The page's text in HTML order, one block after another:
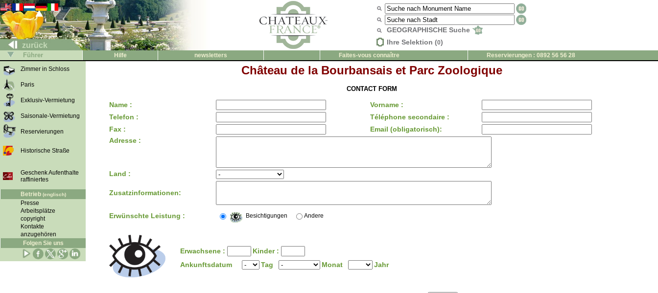
zurück
GEOGRAPHISCHE Suche
Ihre Selektion (0)
Führer Hilfe newsletters Faites-vous connaître
Reservierungen : 0892 56 56 28
Zimmer in Schloss
Paris
Exklusiv-Vermietung
Saisonale-Vermietung
Reservierungen
Historische Straße
Geschenk Aufenthalte
raffiniertes
Betrieb (englisch)
Presse
Arbeitsplätze
copyright
Kontakte
anzugehören
Folgen Sie uns
Château de la Bourbansais et Parc Zoologique
CONTACT FORM
Name :
Vorname :
Telefon :
Téléphone secondaire :
Fax :
Email (obligatorisch):
Adresse :
Land :
Zusatzinformationen:
Erwünschte Leistung : Besichtigungen Andere
Erwachsene :
Kinder :
Ankunftsdatum
Tag Monat Jahr